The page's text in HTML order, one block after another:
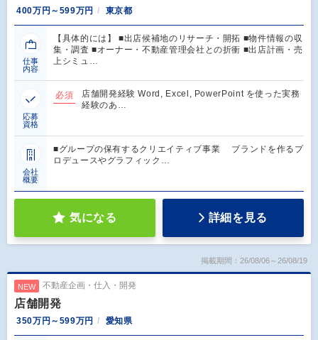
400万円～599万円 東京都
仕事
内容
【具体的には】 ■出店候補地のリサーチ・開拓 ■物件情報の収
集・調査 ■オーナー・不動産管理会社との折衝 ■出店計画・売
上シミュ…
応募
資格
必須
店舗開発経験 Word, Excel, PowerPoint を使った実務
経験のあ…
会社
概要
■グループの保有するクリエイティブ事業 ブランドを作るプ
ロデュースやグラフィック…
気になる 詳細を見る
掲載期間：26/08/06～26/08/19
NEW 不動産企画・仕入・開発
店舗開発
350万円～599万円 愛知県